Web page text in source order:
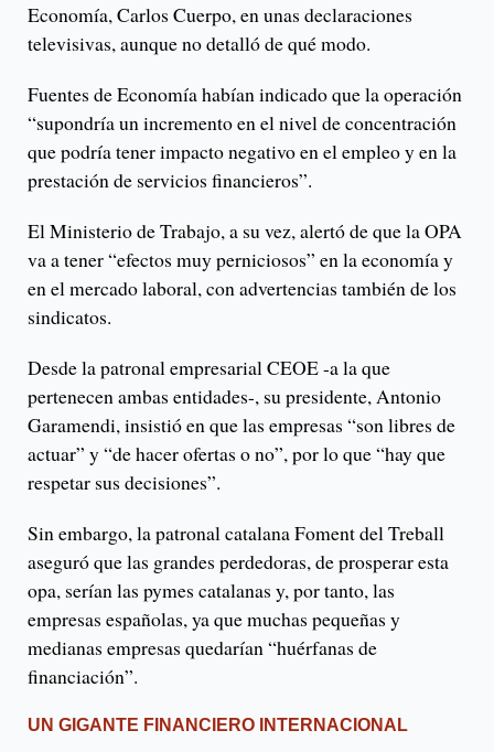
Economía, Carlos Cuerpo, en unas declaraciones
televisivas, aunque no detalló de qué modo.
Fuentes de Economía habían indicado que la operación
“supondría un incremento en el nivel de concentración
que podría tener impacto negativo en el empleo y en la
prestación de servicios financieros”.
El Ministerio de Trabajo, a su vez, alertó de que la OPA
va a tener “efectos muy perniciosos” en la economía y
en el mercado laboral, con advertencias también de los
sindicatos.
Desde la patronal empresarial CEOE -a la que
pertenecen ambas entidades-, su presidente, Antonio
Garamendi, insistió en que las empresas “son libres de
actuar” y “de hacer ofertas o no”, por lo que “hay que
respetar sus decisiones”.
Sin embargo, la patronal catalana Foment del Treball
aseguró que las grandes perdedoras, de prosperar esta
opa, serían las pymes catalanas y, por tanto, las
empresas españolas, ya que muchas pequeñas y
medianas empresas quedarían “huérfanas de
financiación”.
UN GIGANTE FINANCIERO INTERNACIONAL